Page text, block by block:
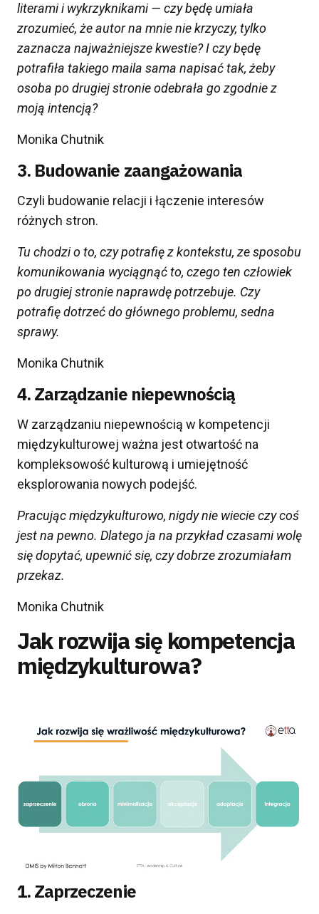
literami i wykrzyknikami — czy będę umiała
zrozumieć, że autor na mnie nie krzyczy, tylko
zaznacza najważniejsze kwestie? I czy będę
potrafiła takiego maila sama napisać tak, żeby
osoba po drugiej stronie odebrała go zgodnie z
moją intencją?
Monika Chutnik
3. Budowanie zaangażowania
Czyli budowanie relacji i łączenie interesów
różnych stron.
Tu chodzi o to, czy potrafię z kontekstu, ze sposobu
komunikowania wyciągnąć to, czego ten człowiek
po drugiej stronienaprawdę potrzebuje. Czy
potrafię dotrzeć do głównego problemu, sedna
sprawy.
Monika Chutnik
4. Zarządzanie niepewnością
W zarządzaniu niepewnością w kompetencji
międzykulturowej ważna jest otwartość na
kompleksowość kulturową i umiejętność
eksplorowania nowych podejść.
Pracując międzykulturowo, nigdy nie wiecie czy coś
jest na pewno. Dlatego ja na przykład czasami wolę
się dopytać, upewnić się, czy dobrze zrozumiałam
przekaz.
Monika Chutnik
Jak rozwija się kompetencja
międzykulturowa?
1. Zaprzeczenie